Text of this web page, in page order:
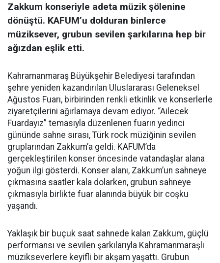
Zakkum konseriyle adeta müzik şölenine
dönüştü. KAFUM’u dolduran binlerce
müziksever, grubun sevilen şarkılarına hep bir
ağızdan eşlik etti.
Kahramanmaraş Büyükşehir Belediyesi tarafından
şehre yeniden kazandırılan Uluslararası Geleneksel
Ağustos Fuarı, birbirinden renkli etkinlik ve konserlerle
ziyaretçilerini ağırlamaya devam ediyor. “Ailecek
Fuardayız” temasıyla düzenlenen fuarın yedinci
gününde sahne sırası, Türk rock müziğinin sevilen
gruplarından Zakkum’a geldi. KAFUM’da
gerçekleştirilen konser öncesinde vatandaşlar alana
yoğun ilgi gösterdi. Konser alanı, Zakkum’un sahneye
çıkmasına saatler kala dolarken, grubun sahneye
çıkmasıyla birlikte fuar alanında büyük bir coşku
yaşandı.
Yaklaşık bir buçuk saat sahnede kalan Zakkum, güçlü
performansı ve sevilen şarkılarıyla Kahramanmaraşlı
müzikseverlere keyifli bir akşam yaşattı. Grubun